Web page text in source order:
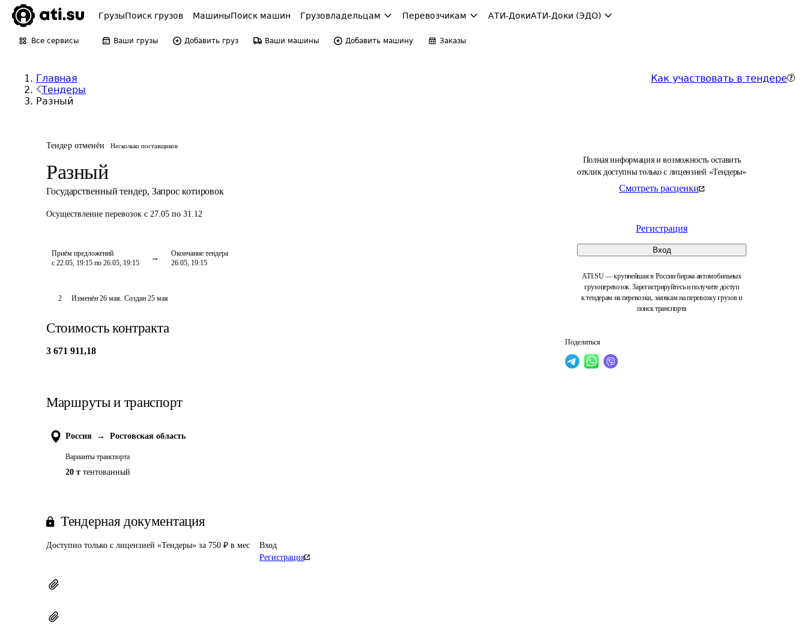
ГрузыПоиск грузов МашиныПоиск машин Грузовладельцам Перевозчикам АТИ-ДокиАТИ-Доки (ЭДО)
Все сервисы Ваши грузы Добавить груз Ваши машины Добавить машину Заказы
Главная
Тендеры
Разный
Как участвовать в тендере
Тендер отменён Несколько поставщиков
Разный
Государственный тендер, Запрос котировок
Осуществление перевозок с 27.05 по 31.12
Приём предложений
с 22.05, 19:15 по 26.05, 19:15
Окончание тендера
26.05, 19:15
Полная информация и возможность оставить
отклик доступны только с лицензией «Тендеры»
Смотреть расценки
Регистрация
Вход
ATI.SU — крупнейшая в России биржа автомобильных
грузоперевозок. Зарегистрируйтесь и получите доступ
к тендерам на перевозки, заявкам на перевозку грузов и
поиск транспорта
Поделиться
2 Изменён 26 мая. Создан 25 мая
Стоимость контракта
3 671 911,18
Маршруты и транспорт
Россия → Ростовская область
Варианты транспорта
20 т тентованный
Тендерная документация
Доступно только с лицензией «Тендеры» за 750 ₽ в мес
Вход
Регистрация